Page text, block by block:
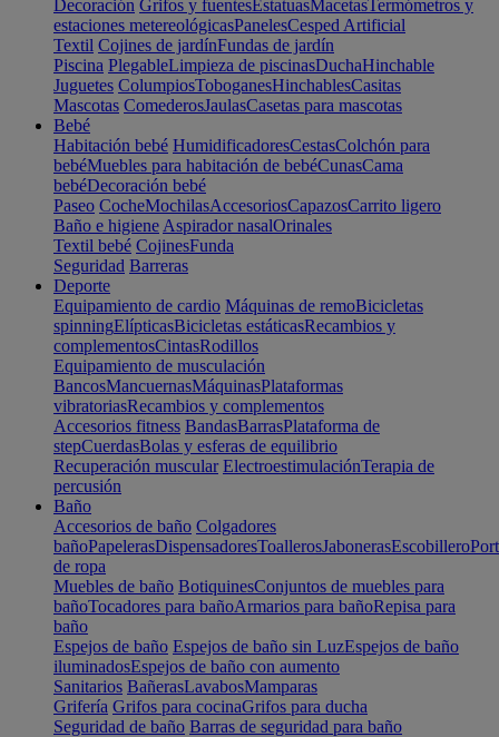
Decoración Grifos y fuentesEstatuasMacetasTermómetros y
estaciones metereológicasPanelesCesped Artificial
Textil Cojines de jardínFundas de jardín
Piscina PlegableLimpieza de piscinasDuchaHinchable
Juguetes ColumpiosToboganesHinchablesCasitas
Mascotas ComederosJaulasCasetas para mascotas
Bebé
Habitación bebé HumidificadoresCestasColchón para
bebéMuebles para habitación de bebéCunasCama
bebéDecoración bebé
Paseo CocheMochilasAccesoriosCapazosCarrito ligero
Baño e higiene Aspirador nasalOrinales
Textil bebé CojinesFunda
Seguridad Barreras
Deporte
Equipamiento de cardio Máquinas de remoBicicletas
spinningElípticasBicicletas estáticasRecambios y
complementosCintasRodillos
Equipamiento de musculación
BancosMancuernasMáquinasPlataformas
vibratoriasRecambios y complementos
Accesorios fitness BandasBarrasPlataforma de
stepCuerdasBolas y esferas de equilibrio
Recuperación muscular ElectroestimulaciónTerapia de
percusión
Baño
Accesorios de baño Colgadores
bañoPapelerasDispensadoresToallerosJabonerasEscobillero
de ropa
Muebles de baño BotiquinesConjuntos de muebles para
bañoTocadores para bañoArmarios para bañoRepisa para
baño
Espejos de baño Espejos de baño sin LuzEspejos de baño
iluminadosEspejos de baño con aumento
Sanitarios BañerasLavabosMamparas
Grifería Grifos para cocinaGrifos para ducha
Seguridad de baño Barras de seguridad para baño